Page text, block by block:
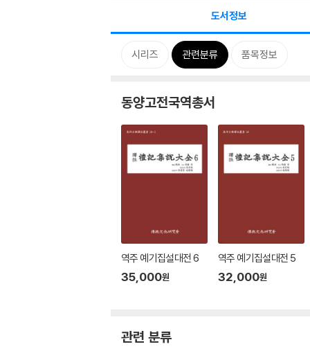
도서정보
시리즈 관련분류 품목정보
동양고전국역총서
역주 예기집설대전 6
35,000원
역주 예기집설대전 5
32,000원
관련 분류